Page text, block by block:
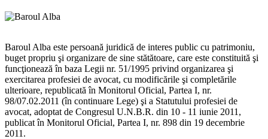
Baroul Alba este persoană juridică de interes public cu patrimoniu,
buget propriu şi organizare de sine stătătoare, care este constituită şi
funcţionează în baza Legii nr. 51/1995 privind organizarea şi
exercitarea profesiei de avocat, cu modificările şi completările
ulterioare, republicată în Monitorul Oficial, Partea I, nr.
98/07.02.2011 (în continuare Lege) şi a Statutului profesiei de
avocat, adoptat de Congresul U.N.B.R. din 10 - 11 iunie 2011,
publicat în Monitorul Oficial, Partea I, nr. 898 din 19 decembrie
2011.